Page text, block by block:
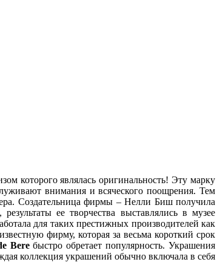
которого являлась оригинальность! Эту марку
внимания и всяческого поощрения. Тем
Создательница фирмы – Нелли Биш получила
ее творчества выставлялись в музее
для таких престижных производителей как
фирму, которая за весьма короткий срок
Bereбыстро обретает популярность. Украшения
коллекция украшений обычно включала в себя